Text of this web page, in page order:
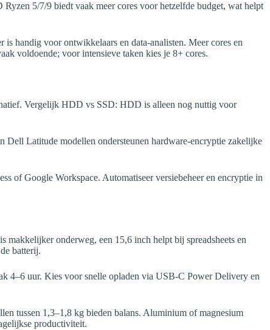
5/7/9 biedt vaak meer cores voor hetzelfde budget, wat helpt
handig voor ontwikkelaars en data-analisten. Meer cores en
voldoende; voor intensieve taken kies je 8+ cores.
Vergelijk HDD vs SSD: HDD is alleen nog nuttig voor
Latitude modellen ondersteunen hardware-encryptie zakelijke
of Google Workspace. Automatiseer versiebeheer en encryptie in
makkelijker onderweg, een 15,6 inch helpt bij spreadsheets en
batterij.
4–6 uur. Kies voor snelle opladen via USB-C Power Delivery en
tussen 1,3–1,8 kg bieden balans. Aluminium of magnesium
productiviteit.